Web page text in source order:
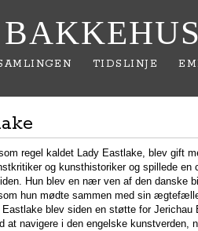
TIDSLINJE
regel kaldet Lady Eastlake, blev gift
og kunsthistoriker og spillede en
Hun blev en nær ven af den danske
hun mødte sammen med sin
blev siden en støtte for Jerichau
at navigere i den engelske kunstverden,